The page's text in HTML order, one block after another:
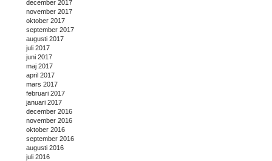
december 2017
november 2017
oktober 2017
september 2017
augusti 2017
juli 2017
juni 2017
maj 2017
april 2017
mars 2017
februari 2017
januari 2017
december 2016
november 2016
oktober 2016
september 2016
augusti 2016
juli 2016